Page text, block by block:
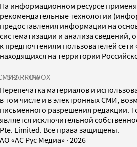
На информационном ресурсе
рекомендательные технологии
предоставления информации на
систематизации и анализа сведений,
к предпочтениям пользователей сети
находящихся на территории
SPARROWINFOX
Перепечатка материалов и
в том числе и в электронных СМИ,
письменного разрешения редакции.
является исключительной
Pte. Limited. Все права защищены.
AO «АС Рус Медиа» · 2026